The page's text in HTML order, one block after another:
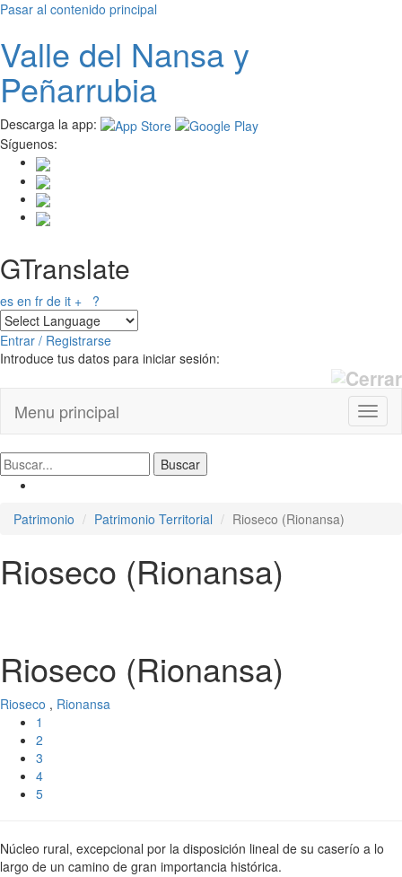
Pasar al contenido principal
Valle del Nansay
Peñarrubia
Descarga la app:
Síguenos:
GTranslate
es en fr de it + ?
Entrar / Registrarse
Introduce tus datos para iniciar sesión:
Menu principal
Patrimonio Patrimonio Territorial Rioseco (Rionansa)
Rioseco (Rionansa)
Rioseco (Rionansa)
Rioseco , Rionansa
1
2
3
4
5
Núcleo rural, excepcional por la disposición lineal de su caserío a lo
largo de un camino de gran importancia histórica.